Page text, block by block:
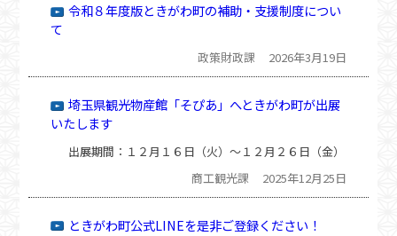
令和８年度版ときがわ町の補助・支援制度につい
て
政策財政課 2026年3月19日
埼玉県観光物産館「そぴあ」へときがわ町が出展
いたします
出展期間：１２月１６日（火）〜１２月２６日（金）
商工観光課
2025年12月25日
ときがわ町公式LINEを是非ご登録ください！